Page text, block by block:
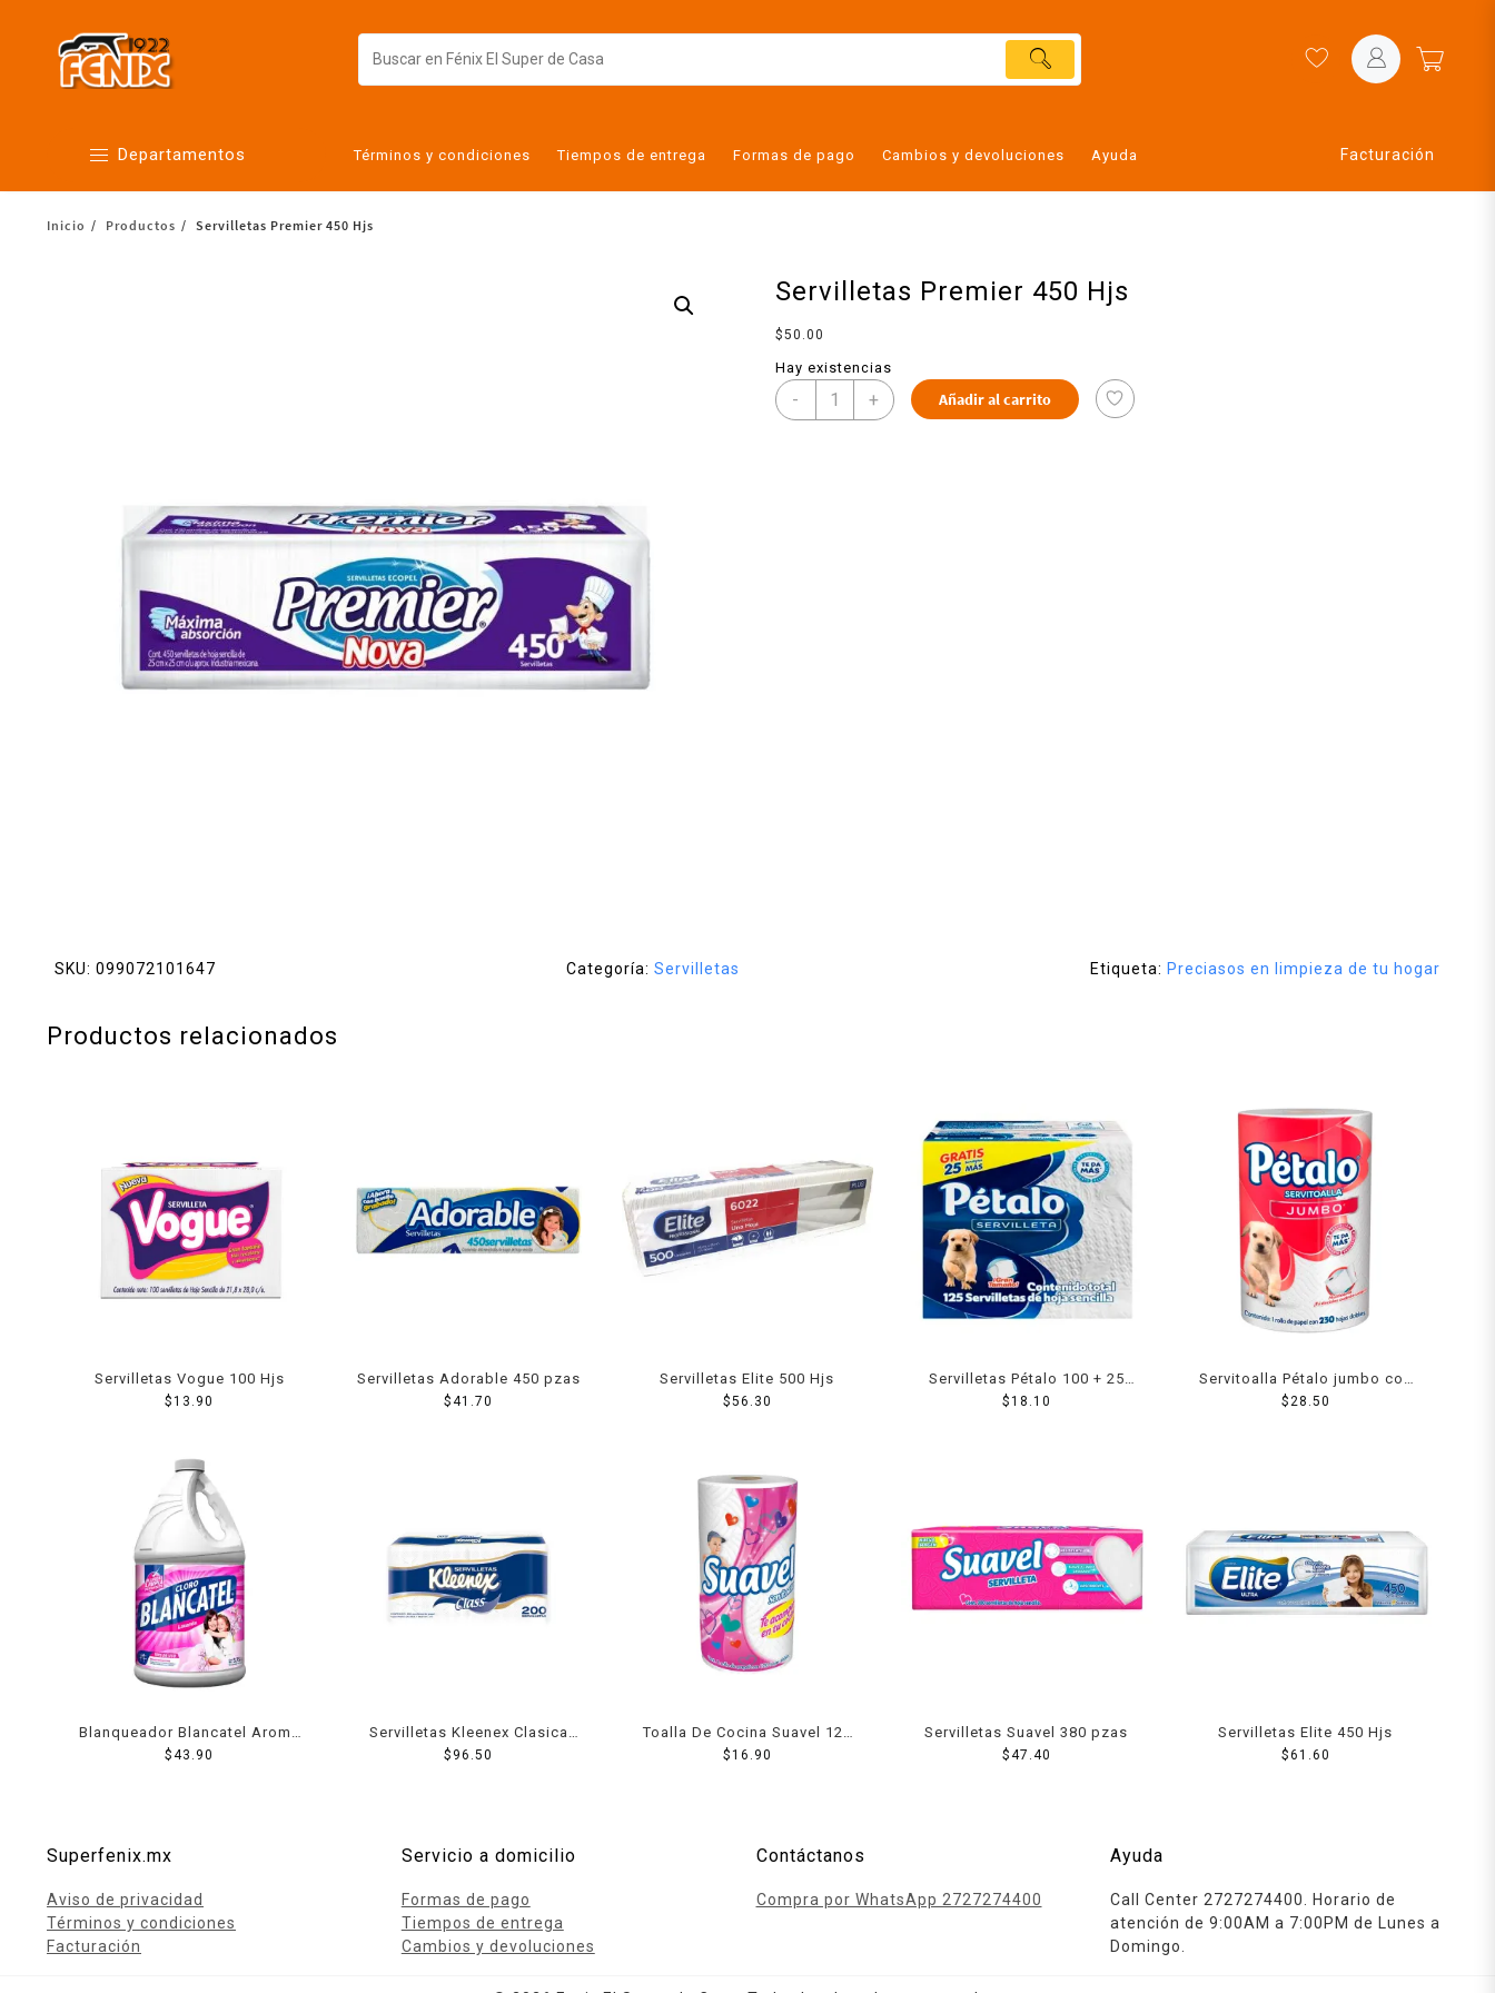
Departamentos
Alimentos
Limpieza del hogar
Mascotas
Pan de la casa
Preciasos
Términos y condiciones Tiempos de entrega Formas de pago Cambios y devoluciones Ayuda Facturación
Inicio Productos Servilletas Premier 450 Hjs
Servilletas Premier 450 Hjs
$50.00
Hay existencias
- + Añadir al carrito
SKU: 099072101647 Categoría: Servilletas Etiqueta: Preciasos en limpieza de tu hogar
Productos relacionados
Servilletas Vogue 100 Hjs
$13.90
Servilletas Adorable 450 pzas
$41.70
Servilletas Elite 500 Hjs
$56.30
Servilletas Pétalo 100 + 25
pzas
$18.10
Servitoalla Pétalo jumbo con
230 hojas dobles
$28.50
Blanqueador Blancatel Aroma
Lavanda 3780 Ml
$43.90
Servilletas Kleenex Clasica
200 Hjs
$ 96.50
Toalla De Cocina Suavel 120
Hjs Dobles 1
$16.90
Servilletas Suavel 380 pzas
$47.40
Servilletas Elite 450 Hjs
$61.60
Superfenix.mx
Aviso de privacidad
Términos y condiciones
Facturación
Servicio a domicilio
Formas de pago
Tiempos de entrega
Cambios y devoluciones
Contáctanos
Compra por WhatsApp 2727274400
Ayuda
Call Center 2727274400. Horario de
atención de 9:00AM a 7:00PM de Lunes a
Domingo.